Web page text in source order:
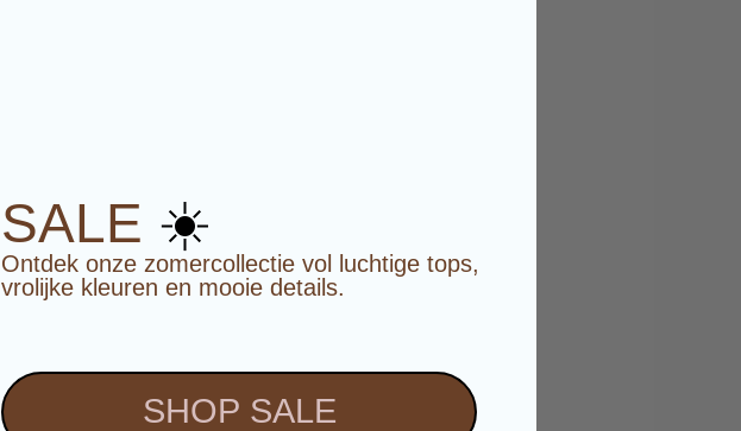
SALE ☀️
Ontdek onze zomercollectie vol luchtige tops,
vrolijke kleuren en mooie details.
SHOP SALE